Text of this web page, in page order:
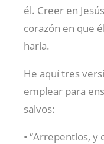
él. Creer en
corazón en que
haría.
He aquí tres
emplear para
salvos:
• “Arrepentíos, y